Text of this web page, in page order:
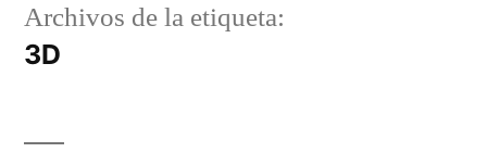
Archivos de la etiqueta:
3D